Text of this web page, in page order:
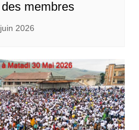
des membres
2026